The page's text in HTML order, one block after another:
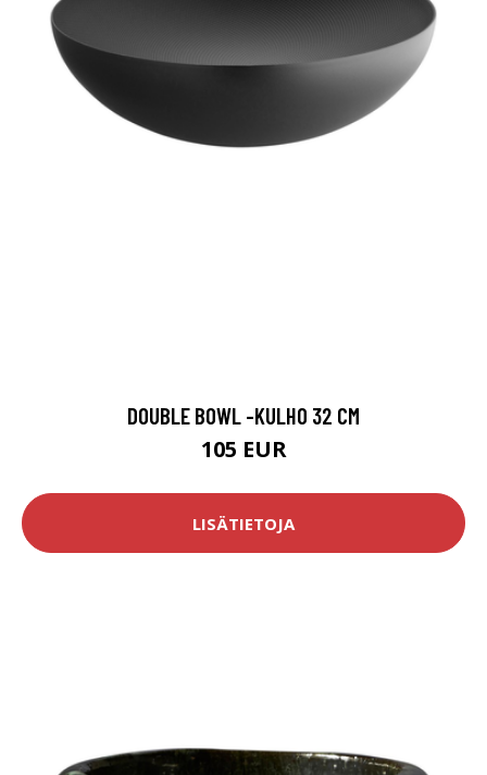
DOUBLE BOWL -KULHO 32 CM
105 EUR
LISÄTIETOJA